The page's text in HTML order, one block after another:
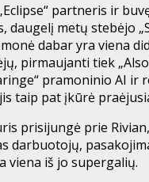
partneris ir
daugelį metų stebėjo
dabar yra viena
pirmaujanti tiek
pramoninio AI ir
taip pat įkūrė
prisijungė prie
darbuotojų,
viena iš jo supergalių.